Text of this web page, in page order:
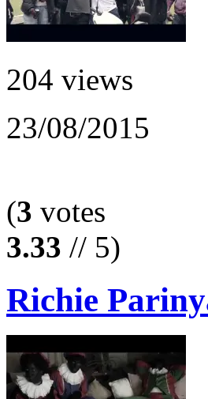
204 views
23/08/2015
(3 votes
3.33 // 5)
Richie